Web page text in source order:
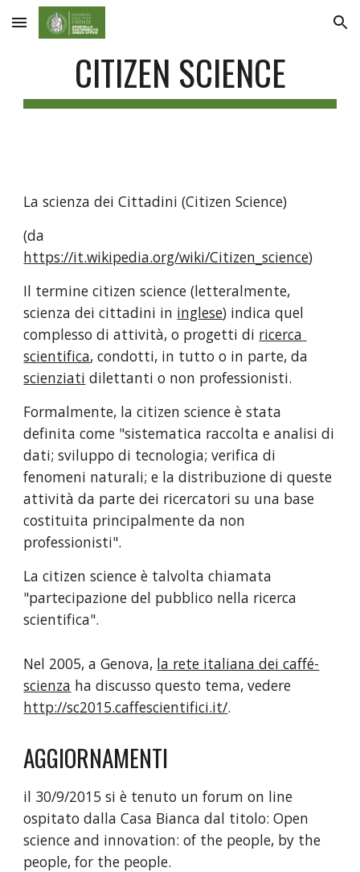
Skip to main content Skip to navigation
CITIZEN SCIENCE
La scienza dei Cittadini (Citizen Science)
https://it.wikipedia.org/wiki/Citizen_science)
Il termine citizen science (letteralmente,
scienza dei cittadini in inglese) indica quel
complesso di attività, o progetti di ricerca
scientifica
scienziati dilettanti o non professionisti.
Formalmente, la citizen science è stata
definita come "sistematica raccolta e analisi di
dati; sviluppo di tecnologia; verifica di
fenomeni naturali; e la distribuzione di queste
attività da parte dei ricercatori su una base
costituita principalmente da non
professionisti".
La citizen science è talvolta chiamata
"partecipazione del pubblico nella ricerca
scientifica".
Nel 2005, a Genova, la rete italiana dei caffé-
scienza
http://sc2015.caffescientifici.it/.
AGGIORNAMENTI
il 30/9/2015 si è tenuto un forum on line
ospitato dalla Casa Bianca dal titolo: Open
science and innovation: of the people, by the
people, for the people.